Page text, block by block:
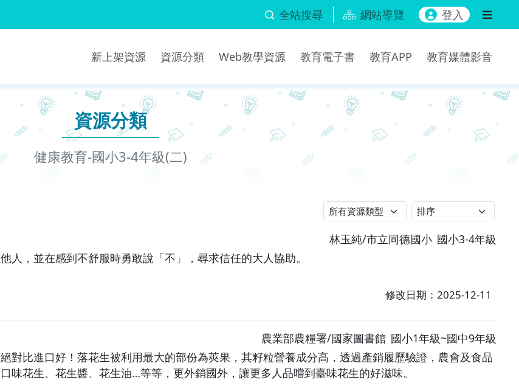
全站搜尋 網站導覽 登入
新上架資源 資源分類 Web教學資源 教育電子書 教育APP 教育媒體影音
資源分類
健康教育-國小3-4年級(二)
林玉純/市立同德國小 國小3-4年級
人，並在感到不舒服時勇敢說「不」，尋求信任的大人協助。
修改日期：2025-12-11
農業部農糧署/國家圖書館 國小1年級~國中9年級
對比進口好！落花生被利用最大的部份為莢果，其籽粒營養成分高，透過產銷履歷驗證，農會及食品
味花生、花生醬、花生油…等等，更外銷國外，讓更多人品嚐到臺味花生的好滋味。